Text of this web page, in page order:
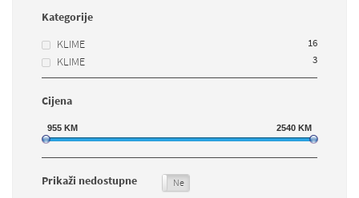
Kategorije
KLIME
16
KLIME 3
Cijena
955 KM 2540 KM
Prikaži nedostupne Ne